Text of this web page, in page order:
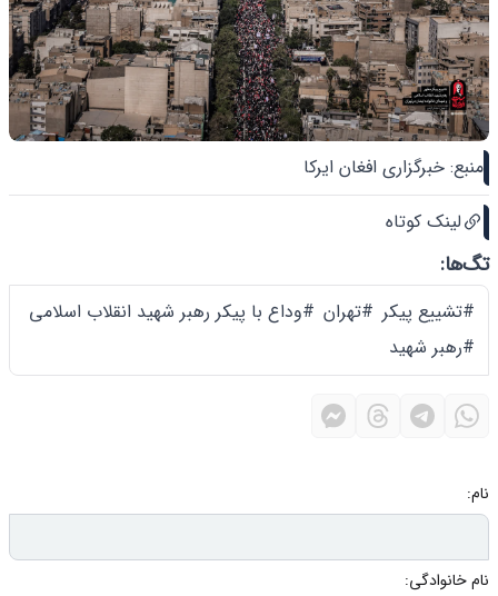
منبع: خبرگزاری افغان ایرکا
لینک کوتاه
تگ‌ها:
#تشییع پیکر #تهران #وداع با پیکر رهبر شهید انقلاب اسلامی
#رهبر شهید
نام:
نام خانوادگی: